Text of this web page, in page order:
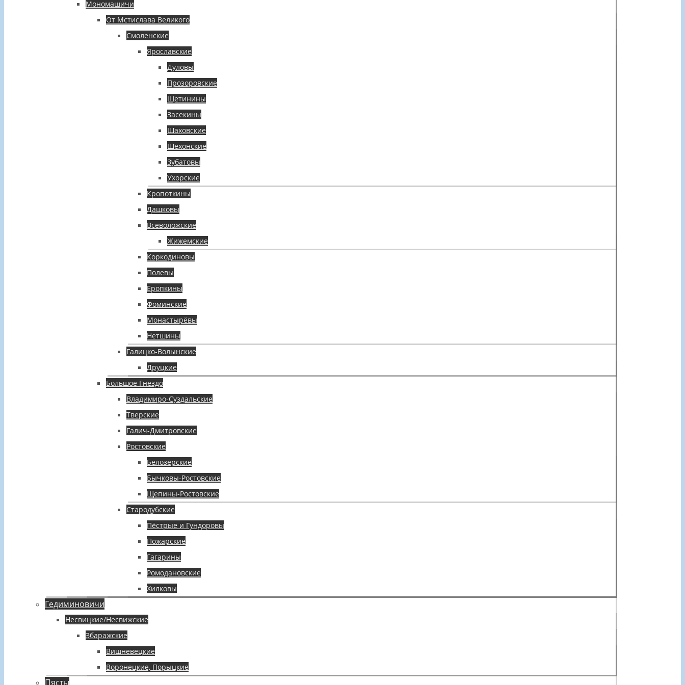
Мономашичи
От Мстислава Великого
Смоленские
Ярославские
Дуловы
Прозоровские
Щетинины
Засекины
Шаховские
Шехонские
Зубатовы
Ухорские
Кропоткины
Дашковы
Всеволожские
Жижемские
Коркодиновы
Полевы
Еропкины
Фоминские
Монастырёвы
Нетшины
Галицко-Волынские
Друцкие
Большое Гнездо
Владимиро-Суздальские
Тверские
Галич-Дмитровские
Ростовские
Белозёрские
Бычковы-Ростовские
Щепины-Ростовские
Стародубские
Пёстрые и Гундоровы
Пожарские
Гагарины
Ромодановские
Хилковы
Гедиминовичи
Несвицкие/Несвижские
Збаражские
Вишневецкие
Воронецкие, Порыцкие
Пясты